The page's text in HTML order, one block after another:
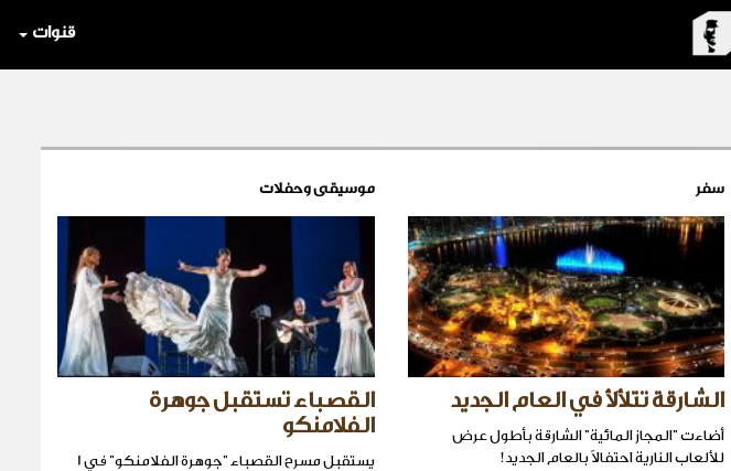
قنوات
سفر
الشارقة تتلألأ في العام الجديد
أضاءت "المجاز المائية" الشارقة بأطول عرض
للألعاب النارية احتفالاً بالعام الجديد!
موسيقى وحفلات
القصباء تستقبل جوهرة
الفلامنكو
يستقبل مسرح القصباء "جوهرة الفلامنكو" في 1